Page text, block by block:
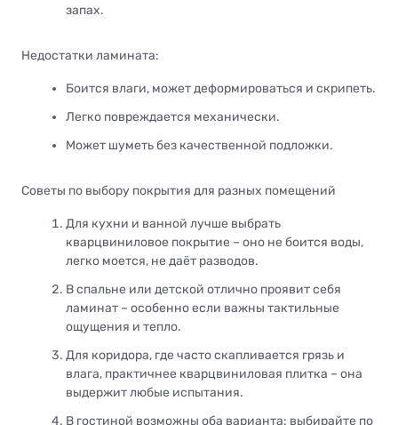
запах.
Недостатки ламината:
Боится влаги, может деформироваться и скрипеть.
Легко повреждается механически.
Может шуметь без качественной подложки.
Советы по выбору покрытия для разных помещений
Для кухни и ванной лучше выбрать
кварцвиниловое покрытие – оно не боится воды,
легко моется, не даёт разводов.
В спальне или детской отлично проявит себя
ламинат – особенно если важны тактильные
ощущения и тепло.
Для коридора, где часто скапливается грязь и
влага, практичнее кварцвиниловая плитка – она
выдержит любые испытания.
В гостиной возможны оба варианта: выбирайте по